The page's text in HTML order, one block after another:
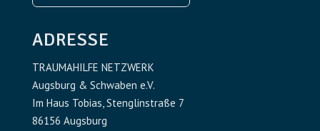
ADRESSE
TRAUMAHILFE NETZWERK
Augsburg & Schwaben e.V.
Im Haus Tobias, Stenglinstraße 7
86156 Augsburg